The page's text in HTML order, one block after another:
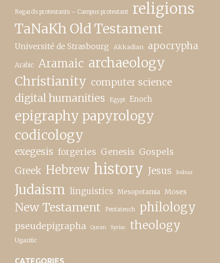
Regards protestants – Campus protestant religions
TaNaKh Old Testament
Université de Strasbourg Akkadian apocrypha
Arabic Aramaic archaeology
Christianity computer science
digital humanities Egypt Enoch
epigraphy papyrology
codicology
exegesis forgeries Genesis Gospels
Greek Hebrew history Jesus Joshua
Judaism linguistics Mesopotamia Moses
New Testament Pentateuch philology
pseudepigrapha Quran Syriac theology
Ugaritic
CATEGORIES